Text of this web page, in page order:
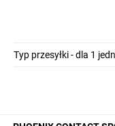
Typ przesyłki - dla 1